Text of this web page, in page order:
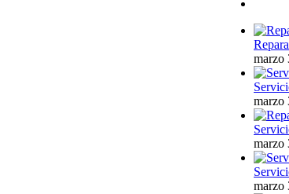
marzo
marzo
marzo
marzo